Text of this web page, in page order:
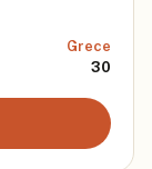
Grece
30